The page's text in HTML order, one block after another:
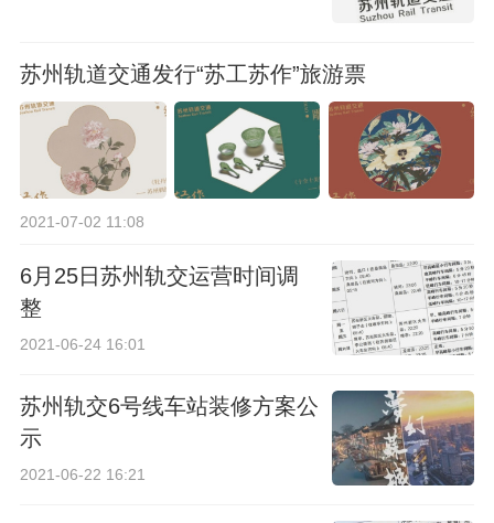
苏州轨道交通发行“苏工苏作”旅游票
2021-07-02 11:08
6月25日苏州轨交运营时间调
整
2021-06-24 16:01
苏州轨交6号线车站装修方案公
示
2021-06-22 16:21